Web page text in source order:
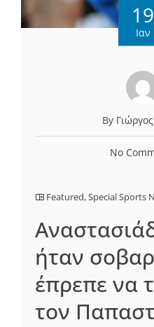
19
Ιαν
By
No
Featured,Special Sports
ήταν
έπρεπε να
τον